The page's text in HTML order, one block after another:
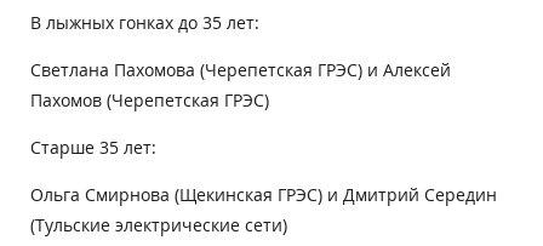
В лыжных гонках до 35 лет:
Светлана Пахомова (Черепетская ГРЭС) и Алексей
Пахомов (Черепетская ГРЭС)
Старше 35 лет:
Ольга Смирнова (Щекинская ГРЭС) и Дмитрий Середин
(Тульские электрические сети)